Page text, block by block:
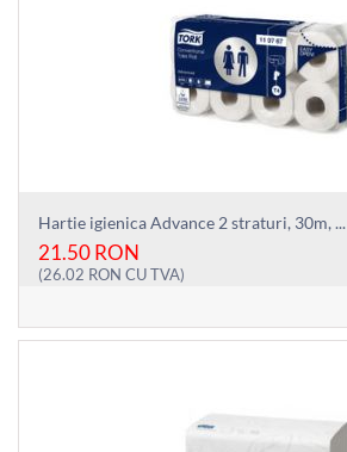
Hartie igienica Advance 2 straturi, 30m, ...
21.50RON
(26.02 RON CU TVA)